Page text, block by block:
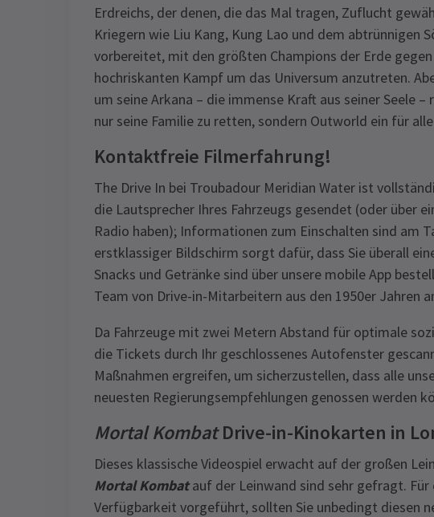
Erdreichs, der denen, die das Mal tragen, Zuflucht
Kriegern wie Liu Kang, Kung Lao und dem abtrünnigen
vorbereitet, mit den größten Champions der Erde
hochriskanten Kampf um das Universum anzutreten.
um seine Arkana – die immense Kraft aus seiner Seele
nur seine Familie zu retten, sondern Outworld ein für
Kontaktfreie Filmerfahrung!
The Drive In bei Troubadour Meridian Water ist
die Lautsprecher Ihres Fahrzeugs gesendet (oder über
Radio haben); Informationen zum Einschalten sind am
erstklassiger Bildschirm sorgt dafür, dass Sie überall
Snacks und Getränke sind über unsere mobile App
Team von Drive-in-Mitarbeitern aus den 1950er Jahren
Da Fahrzeuge mit zwei Metern Abstand für optimale
die Tickets durch Ihr geschlossenes Autofenster
Maßnahmen ergreifen, um sicherzustellen, dass alle
neuesten Regierungsempfehlungen genossen werden
Mortal KombatDrive-in-Kinokarten in
Dieses klassische Videospiel erwacht auf der großen
Mortal Kombatauf der Leinwand sind sehr gefragt.
Verfügbarkeit vorgeführt, sollten Sie unbedingt diesen